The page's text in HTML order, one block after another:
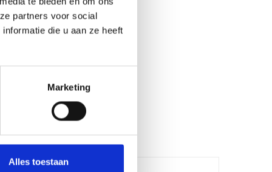
partners voor social
die u aan ze heeft
Marketing
Alles toestaan